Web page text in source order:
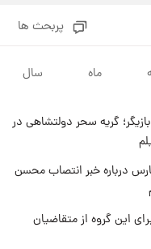
گران‌ترین خرید تاریخ رئال مادرید
شد
بود؟
پیراهن خریدهای جدید
اعلام شد؛ تیکدری،
و سرگیف با اعداد ویژه
جزئیات فعال‌سازی «کیف پول
اعلام شد+فیلم
پربحث ها
ماه سال
گریه سحر دولتشاهی در
درباره خبر انتصاب محسن
این گروه از متقاضیان